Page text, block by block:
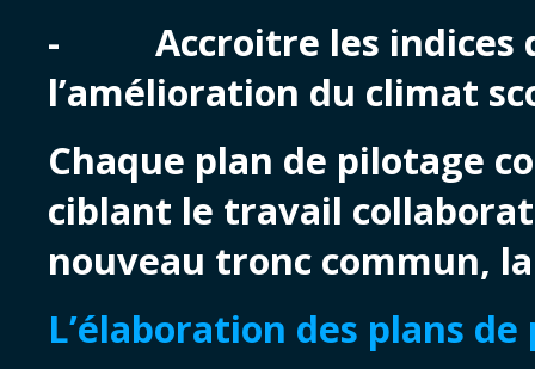
- Accroitre les indices
l’amélioration du climat
Chaque plan de pilotage
ciblant le travail
nouveau tronc commun,
L’élaboration des plans